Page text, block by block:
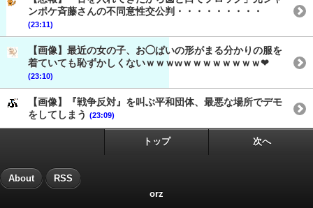
ンポケ斉藤さんの不同意性交公判・・・・・・・・・
(23:11)
【画像】最近の女の子、お◯ぱいの形がまる分かりの服を
着ていても恥ずかしくないｗｗｗwｗｗｗｗｗｗｗｗ❤
(23:10)
【画像】『戦争反対』を叫ぶ平和団体、最悪な場所でデモ
をしてしまう (23:09)
トップ 次へ
About RSS
orz